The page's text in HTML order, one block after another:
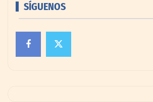
SÍGUENOS